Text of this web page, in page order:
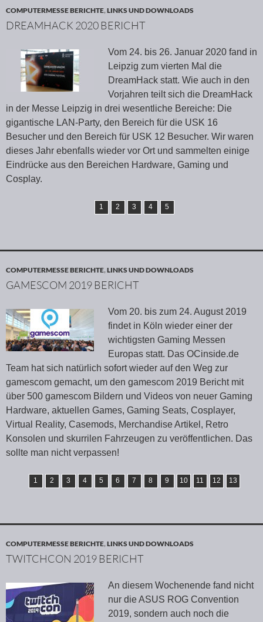
COMPUTERMESSE BERICHTE,LINKS UND DOWNLOADS
DREAMHACK 2020 BERICHT
Vom 24. bis 26. Januar 2020 fand in
Leipzig zum vierten Mal die
DreamHack statt. Wie auch in den
Vorjahren teilt sich die DreamHack
in der Messe Leipzig in drei wesentliche Bereiche: Die
gigantische LAN-Party, den Bereich für die USK 16
Besucher und den Bereich für USK 12 Besucher. Wir waren
dieses Jahr ebenfalls wieder vor Ort und sammelten einige
Eindrücke aus den Bereichen Hardware, Gaming und
Cosplay.
1 2 3 4 5
COMPUTERMESSE BERICHTE,LINKS UND DOWNLOADS
GAMESCOM 2019 BERICHT
Vom 20. bis zum 24. August 2019
findet in Köln wieder einer der
wichtigsten Gaming Messen
Europas statt. Das OCinside.de
Team hat sich natürlich sofort wieder auf den Weg zur
gamescom gemacht, um den gamescom 2019 Bericht mit
über 500 gamescom Bildern und Videos von neuer Gaming
Hardware, aktuellen Games, Gaming Seats, Cosplayer,
Virtual Reality, Casemods, Merchandise Artikel, Retro
Konsolen und skurrilen Fahrzeugen zu veröffentlichen. Das
sollte man nicht verpassen!
1 2 3 4 5 6 7 8 9 10 11 12 13
COMPUTERMESSE BERICHTE,LINKS UND DOWNLOADS
TWITCHCON 2019 BERICHT
An diesem Wochenende fand nicht
nur die ASUS ROG Convention
2019, sondern auch noch die